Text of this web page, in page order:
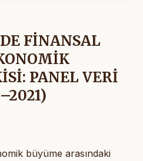
FİNANSAL
PANEL VERİ
büyüme arasındaki